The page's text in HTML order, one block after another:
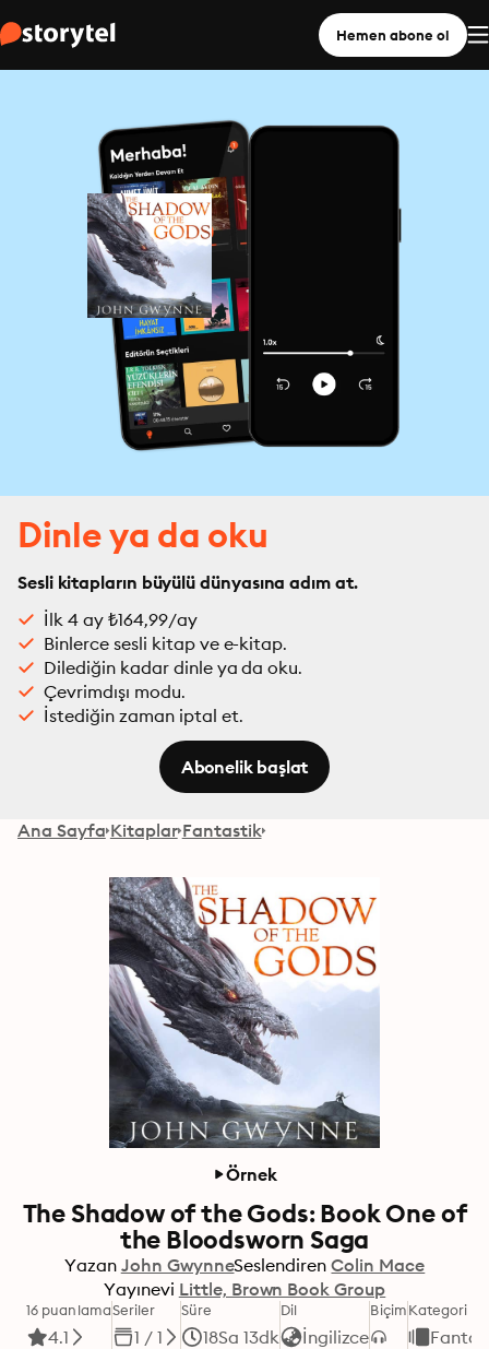
Hemen abone ol
Dinle ya da oku
Sesli kitapların büyülü dünyasına adım at.
İlk 4 ay ₺164,99/ay
Binlerce sesli kitap ve e-kitap.
Dilediğin kadar dinle ya da oku.
Çevrimdışı modu.
İstediğin zaman iptal et.
Abonelik başlat
Ana Sayfa Kitaplar Fantastik
Örnek
The Shadow of the Gods: Book One of
the Bloodsworn Saga
Yazan John GwynneSeslendiren Colin Mace
Yayınevi Little, Brown Book Group
16 puanlama
4.1
Seriler
1 / 1
Süre
18Sa 13dk
Dil
İngilizce
BiçimKategori